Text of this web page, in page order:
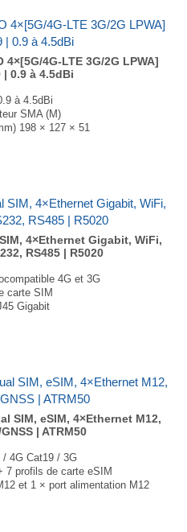
: 241 gr
4G-LTE 3G/2G LPWA]
| 0.9 à 4.5dBi
à 4.5dBi
SMA (M)
198 × 127 × 51
4×Ethernet Gigabit, WiFi,
RS485 | R5020
4G et 3G
carte SIM
Gigabit
: 500g
SIM, eSIM, 4×Ethernet M12,
| ATRM50
/ 4G Cat19 / 3G
7 profils de carte eSIM
et 1 × port alimentation M12